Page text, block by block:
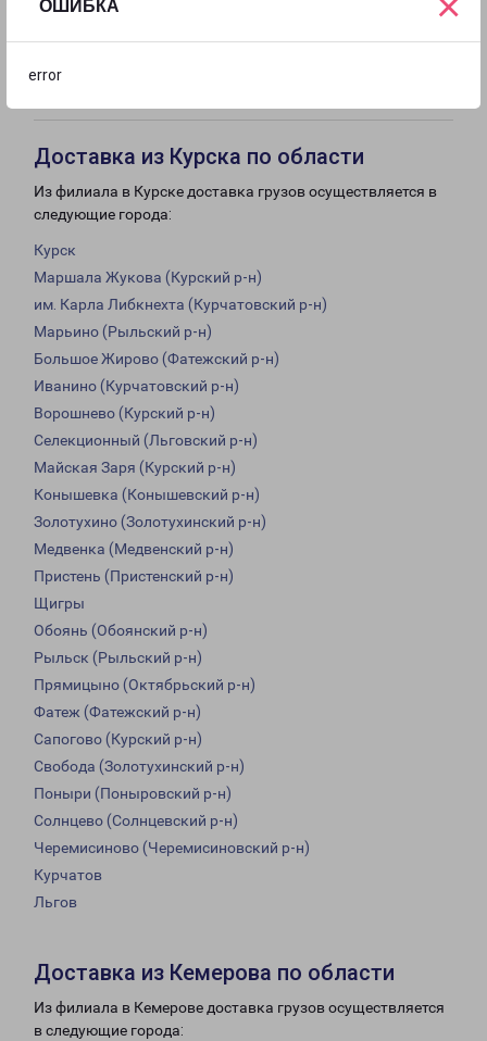
ОШИБКА
error
18:00
Доставка из Курска по области
Из филиала в Курске доставка грузов осуществляется в
следующие города:
Курск
Маршала Жукова (Курский р-н)
им. Карла Либкнехта (Курчатовский р-н)
Марьино (Рыльский р-н)
Большое Жирово (Фатежский р-н)
Иванино (Курчатовский р-н)
Ворошнево (Курский р-н)
Селекционный (Льговский р-н)
Майская Заря (Курский р-н)
Конышевка (Конышевский р-н)
Золотухино (Золотухинский р-н)
Медвенка (Медвенский р-н)
Пристень (Пристенский р-н)
Щигры
Обоянь (Обоянский р-н)
Рыльск (Рыльский р-н)
Прямицыно (Октябрьский р-н)
Фатеж (Фатежский р-н)
Сапогово (Курский р-н)
Свобода (Золотухинский р-н)
Поныри (Поныровский р-н)
Солнцево (Солнцевский р-н)
Черемисиново (Черемисиновский р-н)
Курчатов
Льгов
Доставка из Кемерова по области
Из филиала в Кемерове доставка грузов осуществляется
в следующие города: